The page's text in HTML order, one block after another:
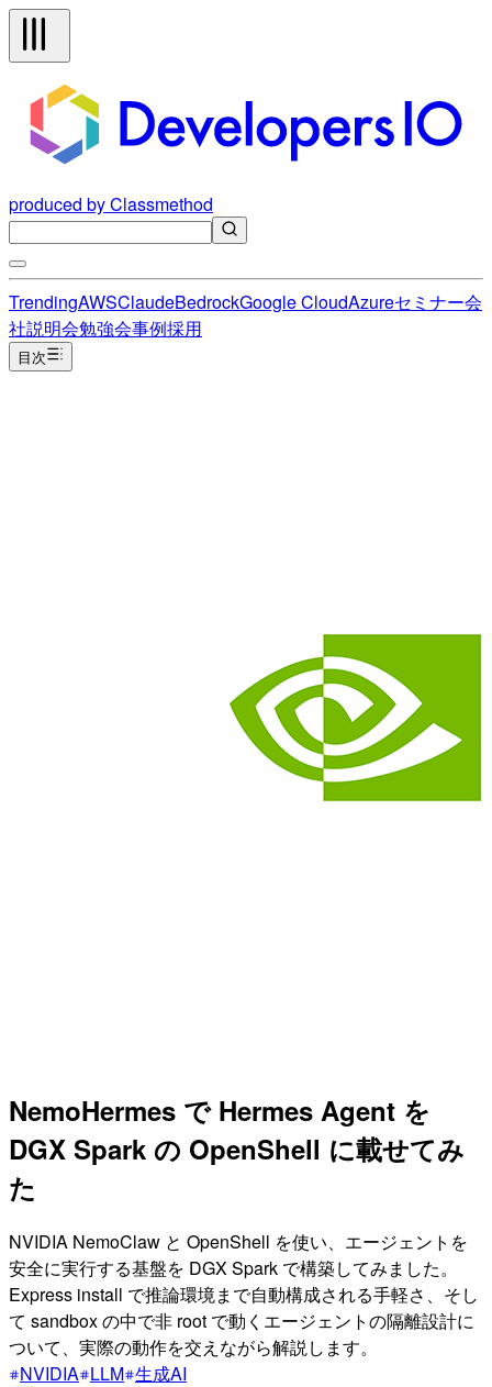
produced by Classmethod
TrendingAWSClaudeBedrockGoogle CloudAzureセミナー会
社説明会勉強会事例採用
目次
NemoHermes で Hermes Agent を
DGX Spark の OpenShell に載せてみ
た
NVIDIA NemoClaw と OpenShell を使い、エージェントを
安全に実行する基盤を DGX Spark で構築してみました。
Express install で推論環境まで自動構成される手軽さ、そし
て sandbox の中で非 root で動くエージェントの隔離設計に
ついて、実際の動作を交えながら解説します。
NVIDIA LLM 生成AI